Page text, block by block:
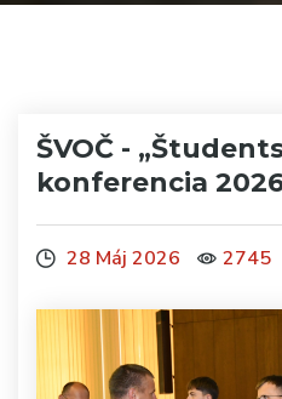
ŠVOČ -
konferencia
28 Máj 2026 2745